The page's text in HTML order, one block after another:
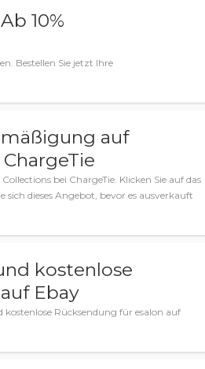
10%
Bestellen Sie jetzt Ihre
auf
bei ChargeTie. Klicken Sie auf das
dieses Angebot, bevor es ausverkauft
kostenlose
Ebay
Rücksendung für esalon auf